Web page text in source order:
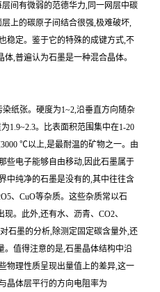
间有微弱的范德华力,同一网层中碳
上的碳原子间结合很强,极难破坏,
稳定。鉴于它的特殊的成键方式,不
,普遍认为石墨是一种混合晶体。
纸张。硬度为1~2,沿垂直方向随杂
1.9~2.3。比表面积范围集中在1-20
℃以上,是最耐温的矿物之一。由
些电子能够自由移动,因此石墨属于
中纯净的石墨是没有的,其中往往含
、CuO等杂质。这些杂质常以石
。此外,还有水、沥青、CO2、
石墨的分析,除测定固定碳含量外,还
。值得注意的是,石墨晶体结构中沿
物理性质呈现出量值上的差异,这一
晶体层平行的方向电阻率为